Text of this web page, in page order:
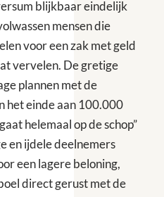
blijkbaar eindelijk
mensen die
voor een zak met geld
vervelen. De gretige
plannen met de
het einde aan 100.000
helemaal op de schop”
en ijdele deelnemers
een lagere beloning,
direct gerust met de